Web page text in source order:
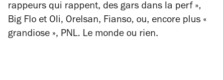
rappeurs qui rappent, des gars dans la perf »,
Big Flo et Oli, Orelsan, Fianso, ou, encore plus «
grandiose », PNL. Le monde ou rien.